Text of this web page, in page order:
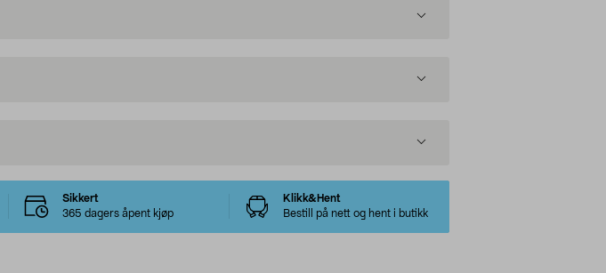
Sikkert
365 dagers åpent kjøp
Klikk&Hent
Bestill på nett og hent i butikk